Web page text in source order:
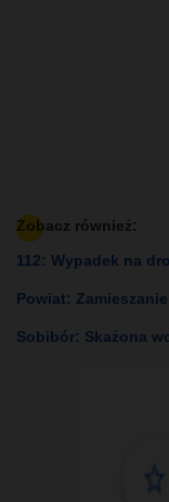
Zobacz również:
112: Wypadek na
Powiat:
Sobibór: Skażona